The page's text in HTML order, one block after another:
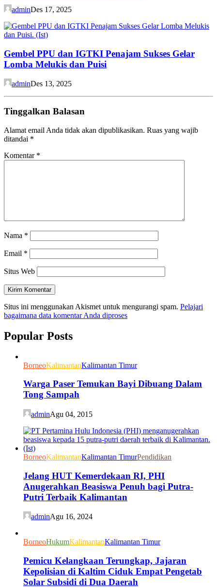
adminDes 17, 2025
Gembel PPU dan IGTKI Penajam Sukses Gelar
Lomba Melukis dan Puisi
adminDes 13, 2025
Tinggalkan Balasan
Alamat email Anda tidak akan dipublikasikan. Ruas yang wajib
ditandai *
Komentar *
Nama *
Email *
Situs Web
Situs ini menggunakan Akismet untuk mengurangi spam. Pelajari
bagaimana data komentar Anda diproses
Popular Posts
BorneoKalimantanKalimantan Timur
Warga Paser Temukan Bayi Dibuang Dalam
Tong Sampah
adminAgu 04, 2015
BorneoKalimantanKalimantan TimurPendidikan
Jelang HUT Kemerdekaan RI, PHI
Anugerahkan Beasiswa Penuh bagi Putra-
Putri Terbaik Kalimantan
adminAgu 16, 2024
BorneoHukumKalimantanKalimantan Timur
Pemicu Kelangkaan Terungkap, Jajaran
Kepolisian di Kaltim Ciduk Empat Pengetab
Solar Subsidi di Dua Daerah